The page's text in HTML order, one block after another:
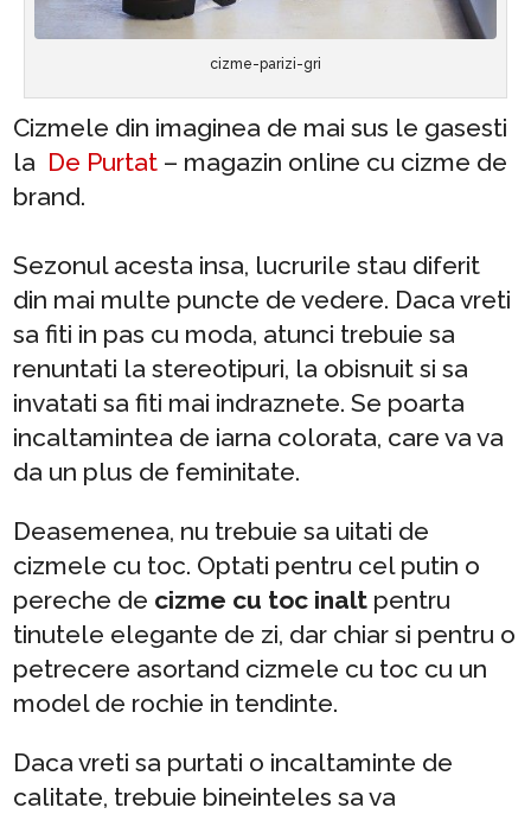
cizme-parizi-gri
Cizmele din imaginea de mai sus le gasesti
la De Purtat – magazin online cu cizme de
brand.
Sezonul acesta insa, lucrurile stau diferit
din mai multe puncte de vedere. Daca vreti
sa fiti in pas cu moda, atunci trebuie sa
renuntati la stereotipuri, la obisnuit si sa
invatati sa fiti mai indraznete. Se poarta
incaltamintea de iarna colorata, care va va
da un plus de feminitate.
Deasemenea, nu trebuie sa uitati de
cizmele cu toc. Optati pentru cel putin o
pereche de cizme cu toc inalt pentru
tinutele elegante de zi, dar chiar si pentru o
petrecere asortand cizmele cu toc cu un
model de rochie in tendinte.
Daca vreti sa purtati o incaltaminte de
calitate, trebuie bineinteles sa va